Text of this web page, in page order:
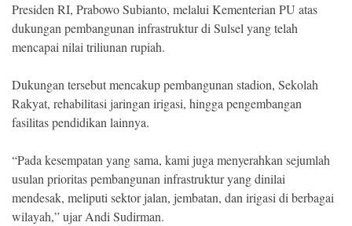
NETRAL
.
All
Right
Reserved
Presiden RI, Prabowo Subianto, melalui Kementerian PU atas
dukungan pembangunan infrastruktur di Sulsel yang telah
mencapai nilai triliunan rupiah.
Dukungan tersebut mencakup pembangunan stadion, Sekolah
Rakyat, rehabilitasi jaringan irigasi, hingga pengembangan
fasilitas pendidikan lainnya.
“Pada kesempatan yang sama, kami juga menyerahkan sejumlah
usulan prioritas pembangunan infrastruktur yang dinilai
mendesak, meliputi sektor jalan, jembatan, dan irigasi di berbagai
wilayah,” ujar Andi Sudirman.